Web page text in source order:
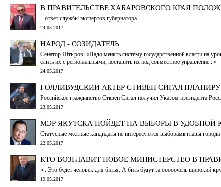
В ПРАВИТЕЛЬСТВЕ ХАБАРОВСКОГО КРАЯ
...ответ службы экспертов губернатора
24.05.2017
НАРОД - СОЗИДАТЕЛЬ
Сенатор Штыров: «Надо менять систему государственной власти на
слить их с региональными, поставить их под совместное управление...»
24.05.2017
ГОЛЛИВУДСКИЙ АКТЕР СТИВЕН СИГАЛ
Российское гражданство Стивен Сигал получил Указом президента
23.05.2017
МЭР ЯКУТСКА ПОЙДЕТ НА ВЫБОРЫ В УДОБНОЙ
Статусные местные кандидаты не интересуются выборами главы города
22.05.2017
КТО ВОЗГЛАВИТ НОВОЕ МИНИСТЕРСТВО В
«...Это будет человек для битья. А бить будут за ооооочень широкий
19.05.2017